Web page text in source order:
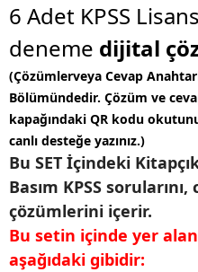
6 Adet KPSS Lisans
deneme dijital
(Çözümlerveya Cevap
Bölümündedir. Çözüm ve
kapağındaki QR kodu
canlı desteğe yazınız.)
Bu SET İçindeki
Basım KPSS
çözümlerini içerir.
Bu setin içinde yer alan
aşağıdaki gibidir: